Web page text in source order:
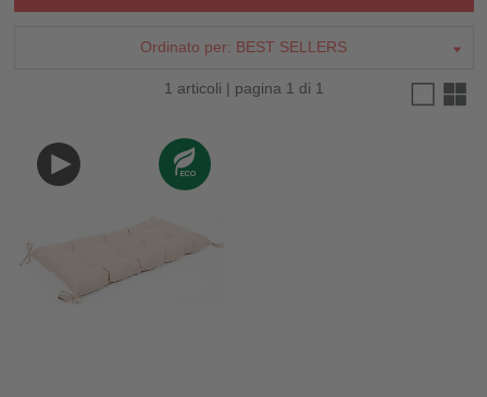
Ordinato per: BEST SELLERS
1 articoli | pagina 1 di 1